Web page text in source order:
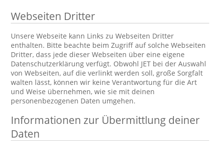
Webseiten Dritter
Unsere Webseite kann Links zu Webseiten Dritter
enthalten. Bitte beachte beim Zugriff auf solche Webseiten
Dritter, dass jede dieser Webseiten über eine eigene
Datenschutzerklärung verfügt. Obwohl JET bei der Auswahl
von Webseiten, auf die verlinkt werden soll, große Sorgfalt
walten lässt, können wir keine Verantwortung für die Art
und Weise übernehmen, wie sie mit deinen
personenbezogenen Daten umgehen.
Informationen zur Übermittlung deiner
Daten